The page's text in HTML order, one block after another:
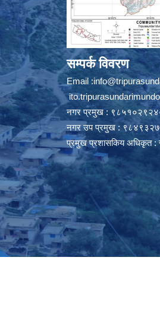
सम्पर्क विवरण
Email :
नगर प्रमुख : ९८५१०२९२४०
नगर उप प्रमुख :
प्रमुख प्रशासकिय अधिकृत :